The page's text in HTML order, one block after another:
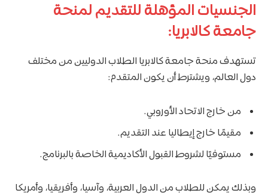
الجنسيات المؤهلة للتقديم لمنحة
جامعة كالابريا:
تستهدف منحة جامعة كالابريا الطلاب الدوليين من مختلف
دول العالم، ويشترط أن يكون المتقدم:
من خارج الاتحاد الأوروبي.
مقيمًا خارج إيطاليا عند التقديم.
مستوفيًا لشروط القبول الأكاديمية الخاصة بالبرنامج.
وبذلك يمكن للطلاب من الدول العربية، وآسيا، وأفريقيا، وأمريكا